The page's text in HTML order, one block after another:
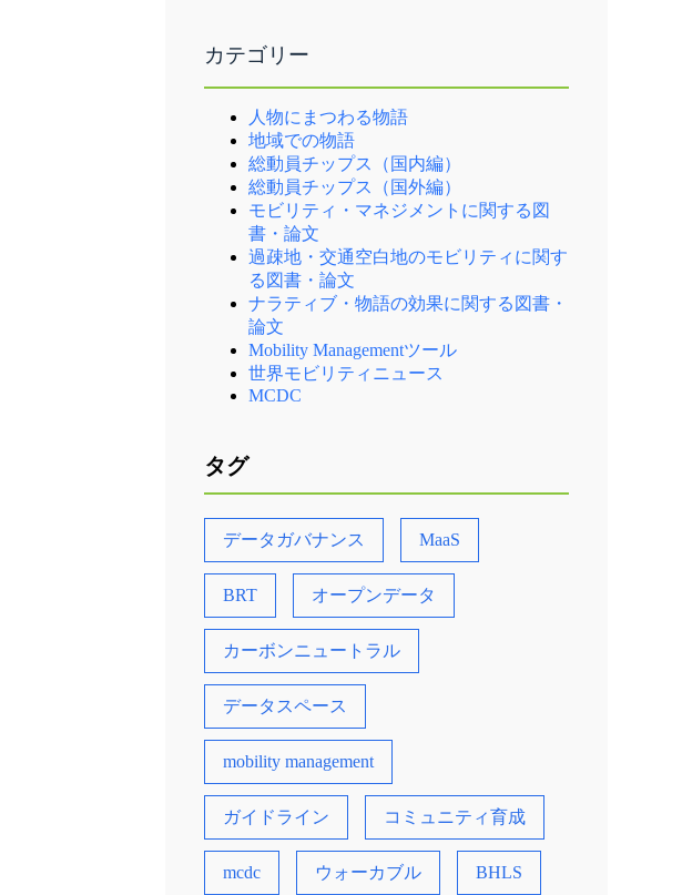
カテゴリー
人物にまつわる物語
地域での物語
総動員チップス（国内編）
総動員チップス（国外編）
モビリティ・マネジメントに関する図
書・論文
過疎地・交通空白地のモビリティに関す
る図書・論文
ナラティブ・物語の効果に関する図書・
論文
Mobility Managementツール
世界モビリティニュース
MCDC
タグ
データガバナンス MaaS
BRT オープンデータ
カーボンニュートラル
データスペース
mobility management
ガイドライン コミュニティ育成
mcdc ウォーカブル BHLS